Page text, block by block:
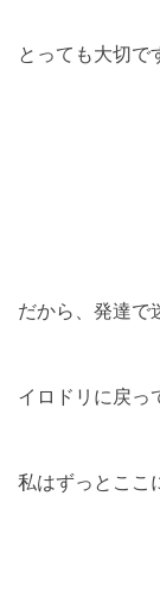
とっても大切で
だから、発達で
イロドリに戻っ
私はずっとここ